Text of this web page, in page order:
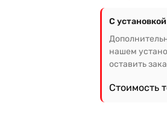
С
нашем
оставить
Стоимость